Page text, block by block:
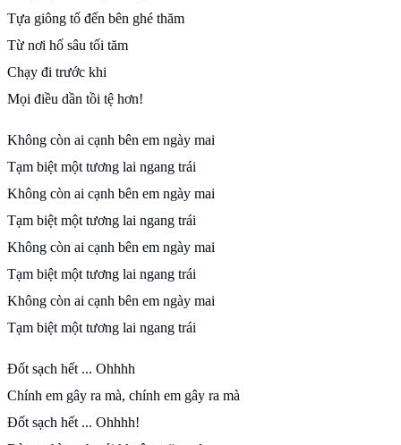
Tựa giông tố đến bên ghé thăm
Từ nơi hố sâu tối tăm
Chạy đi trước khi
Mọi điều dần tồi tệ hơn!
Không còn ai cạnh bên em ngày mai
Tạm biệt một tương lai ngang trái
Không còn ai cạnh bên em ngày mai
Tạm biệt một tương lai ngang trái
Không còn ai cạnh bên em ngày mai
Tạm biệt một tương lai ngang trái
Không còn ai cạnh bên em ngày mai
Tạm biệt một tương lai ngang trái
Đốt sạch hết ... Ohhhh
Chính em gây ra mà, chính em gây ra mà
Đốt sạch hết ... Ohhhh!